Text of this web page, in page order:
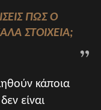
ΠΩΣ Ο
ΣΤΟΙΧΕΊΑ;
κάποια
είναι